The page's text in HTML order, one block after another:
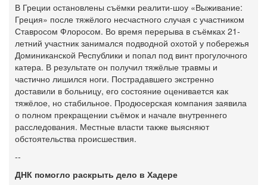
В Греции остановлены съёмки реалити-шоу «Выживание:
Греция» после тяжёлого несчастного случая с участником
Ставросом Флоросом. Во время перерыва в съёмках 21-
летний участник занимался подводной охотой у побережья
Доминиканской Республики и попал под винт прогулочного
катера. В результате он получил тяжёлые травмы и
частично лишился ноги. Пострадавшего экстренно
доставили в больницу, его состояние оценивается как
тяжёлое, но стабильное. Продюсерская компания заявила
о полном прекращении съёмок и начале внутреннего
расследования. Местные власти также выясняют
обстоятельства происшествия.
--
ДНК помогло раскрыть дело в Хадере